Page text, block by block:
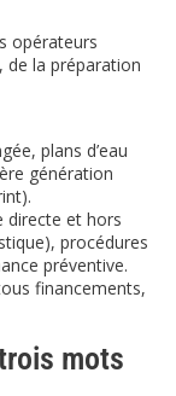
opérateurs
la préparation
plans d’eau
génération
directe et hors
procédures
préventive.
financements,
mots